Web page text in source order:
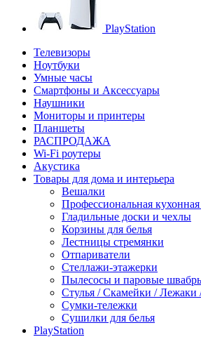
PlayStation
Телевизоры
Ноутбуки
Умные часы
Смартфоны и Аксессуары
Наушники
Мониторы и принтеры
Планшеты
РАСПРОДАЖА
Wi-Fi роутеры
Акустика
Товары для дома и интерьера
Вешалки
Профессиональная
Гладильные доски и чехлы
Корзины для белья
Лестницы стремянки
Отпариватели
Стеллажи-этажерки
Пылесосы и паровые
Стулья / Скамейки / Лежаки
Сумки-тележки
Сушилки для белья
PlayStation